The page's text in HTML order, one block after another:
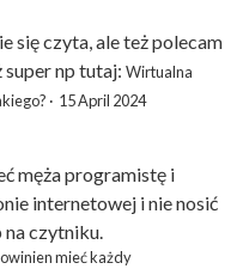
się czyta, ale też polecam
np tutaj: Wirtualna
· 15 April 2024
męża programistę i
internetowej i nie nosić
na czytniku.
mieć każdy